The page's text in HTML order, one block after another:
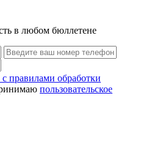
в любом бюллетене
с правилами обработки
пользовательское